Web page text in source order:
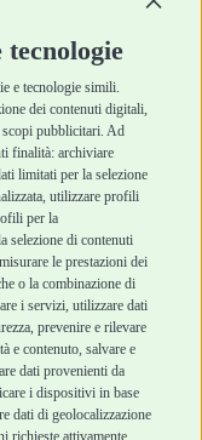
e tecnologie simili.
dei contenuti digitali,
scopi pubblicitari. Ad
finalità: archiviare
limitati per la selezione
utilizzare profili
per la
selezione di contenuti
le prestazioni dei
o la combinazione di
i servizi, utilizzare dati
prevenire e rilevare
e contenuto, salvare e
dati provenienti da
i dispositivi in base
dati di geolocalizzazione
richieste attivamente.
e Pulizia
sicuri
e condizioni
di
e Reso